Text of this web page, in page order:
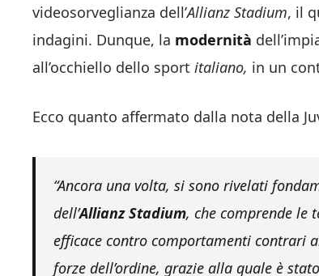
videosorveglianza dell’Allianz Stadium, il
indagini. Dunque, la modernità
all’occhiello dello sport italiano, in un
Ecco quanto affermato dalla nota della
“Ancora una volta, si sono rivelati
dell’Allianz Stadium, che comprende le
efficace contro comportamenti contrari
forze dell’ordine, grazie alla quale è